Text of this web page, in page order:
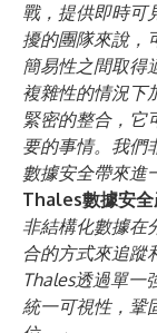
戰，提供即時可
擾的團隊來說，
簡易性之間取得
複雜性的情況下
緊密的整合，它
要的事情。我們
數據安全帶來進
Thales數據安
非結構化數據在
合的方式來追蹤
Thales透過單一
統一可視性，鞏